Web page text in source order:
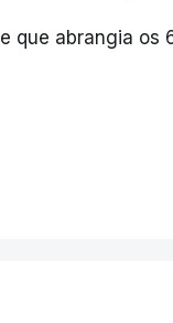
que abrangia